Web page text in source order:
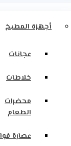
أجهزة المطبخ
عجانات
خلاطات
محضرات
الطعام
عصارة